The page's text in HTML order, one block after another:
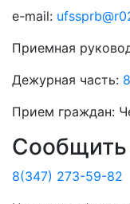
e-mail:
Приемная
Дежурная часть:
Прием граждан:
Сообщить
8(347) 273-59-82